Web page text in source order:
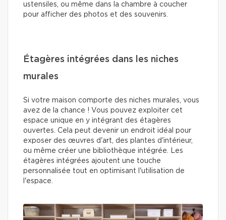
ustensiles, ou même dans la chambre à coucher
pour afficher des photos et des souvenirs.
Étagères intégrées dans les niches
murales
Si votre maison comporte des niches murales, vous
avez de la chance ! Vous pouvez exploiter cet
espace unique en y intégrant des étagères
ouvertes. Cela peut devenir un endroit idéal pour
exposer des œuvres d'art, des plantes d'intérieur,
ou même créer une bibliothèque intégrée. Les
étagères intégrées ajoutent une touche
personnalisée tout en optimisant l'utilisation de
l'espace.